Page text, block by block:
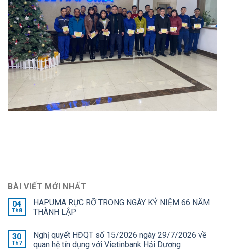
BÀI VIẾT MỚI NHẤT
04
Th8
HAPUMA RỰC RỠ TRONG NGÀY KỶ NIỆM 66 NĂM
THÀNH LẬP
30
Th7
Nghị quyết HĐQT số 15/2026 ngày 29/7/2026 về
quan hệ tín dụng với Vietinbank Hải Dương